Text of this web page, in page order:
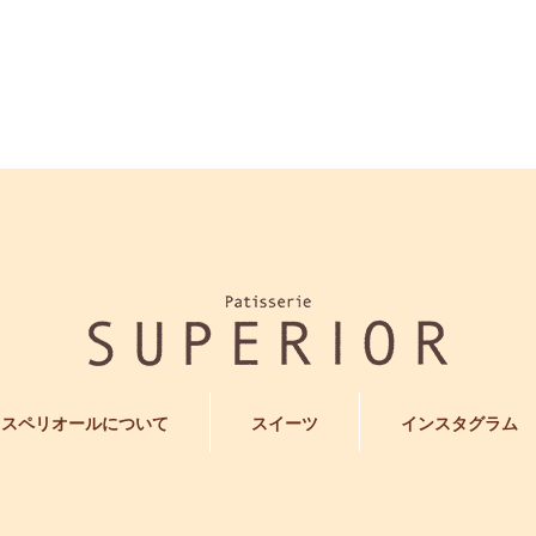
スペリオールについて スイーツ インスタグラム